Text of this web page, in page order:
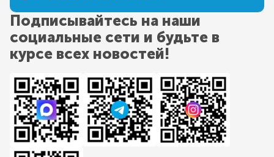
Подписывайтесь на наши
социальные сети и будьте в
курсе всех новостей!